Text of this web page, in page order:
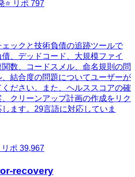
⭐ リポ 797
ックと技術負債の追跡ツールで
、デッドコード、大規模ファイ
数、コードスメル、命名規則の問
結合度の問題についてユーザーが
ださい。また、ヘルススコアの確
クリーンアップ計画の作成をリク
ます。29言語に対応していま
リポ 39,967
recovery